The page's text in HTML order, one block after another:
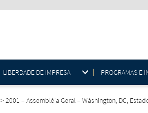
LIBERDADE DE IMPRESA PROGRAMAS E
>2001 – Assembléia Geral – Wáshington, DC,